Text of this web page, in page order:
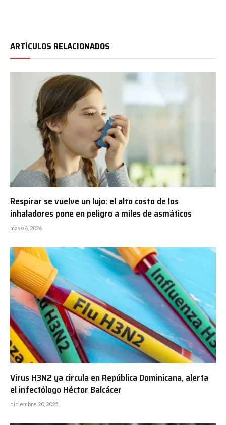
ARTÍCULOS RELACIONADOS
Respirar se vuelve un lujo: el alto costo de los
inhaladores pone en peligro a miles de asmáticos
mayo 6, 2026
Virus H3N2 ya circula en República Dominicana, alerta
el infectólogo Héctor Balcácer
diciembre 20, 2025